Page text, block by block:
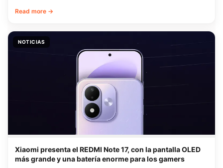
Read more →
NOTICIAS
Xiaomi presenta el REDMI Note 17, con la pantalla OLED
más grande y una batería enorme para los gamers